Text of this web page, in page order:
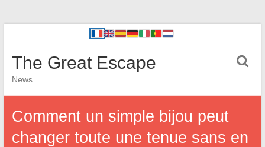
The Great Escape
News
Comment un simple bijou peut
changer toute une tenue sans en